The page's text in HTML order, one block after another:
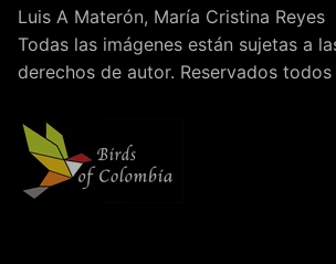
Luis A Materón, María Cristina Reyes
Todas las imágenes están sujetas a
derechos de autor. Reservados